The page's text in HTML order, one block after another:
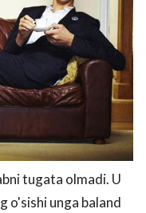
tugata olmadi. U
o'sishi unga baland